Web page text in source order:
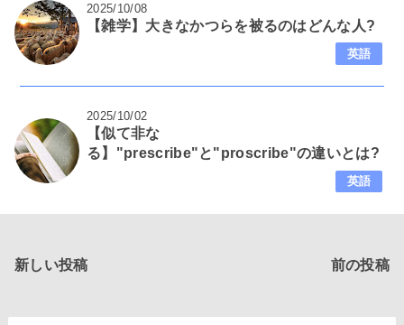
2025/10/08
【雑学】大きなかつらを被るのはどんな人?
英語
2025/10/02
【似て非な
る】"prescribe"と"proscribe"の違いとは?
英語
新しい投稿 前の投稿